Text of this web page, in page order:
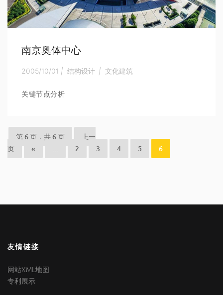
南京奥体中心
2005/10/01 | 结构设计 | 文化建筑
关键节点分析
第 6 页，共 6 页
上一
页
« ... 2 3 4 5 6
友情链接
网站XML地图
专利展示